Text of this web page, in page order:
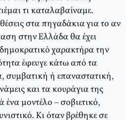
τι καταλαβαίναμε.
στα πηγαδάκια για το αν
στην Ελλάδα θα έχει
χαρακτήρα την
έφευγε κάτω από τα
συμβατική ή επαναστατική,
και τα κουράγια της
ένα μοντέλο – σοβιετικό,
Κι όταν βρέθηκε σε